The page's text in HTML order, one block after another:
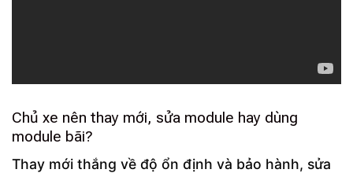
Chủ xe nên thay mới, sửa module hay dùng
module bãi?
Thay mới thắng về độ ổn định và bảo hành, sửa